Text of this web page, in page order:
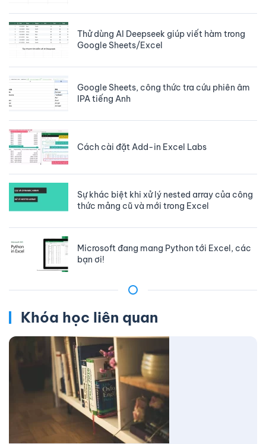
Thử dùng AI Deepseek giúp viết hàm trong
Google Sheets/Excel
Google Sheets, công thức tra cứu phiên âm
IPA tiếng Anh
Cách cài đặt Add-in Excel Labs
Sự khác biệt khi xử lý nested array của công
thức mảng cũ và mới trong Excel
Microsoft đang mang Python tới Excel, các
bạn ơi!
Khóa học liên quan